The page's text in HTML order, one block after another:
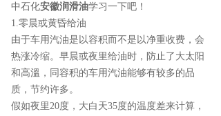
中石化安徽润滑油学习一下吧！
1.零晨或黄昏给油
由于车用汽油是以容积而不是以净重收费，会
热涨冷缩。早晨或夜里给油时，防止了大太阳
和高溫，同容积的车用汽油能够有较多的品
质，节约许多。
假如夜里20度，大白天35度的温度差来计算，